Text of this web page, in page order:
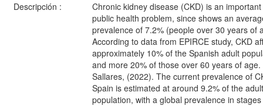
Descripción :
Chronic kidney disease (CKD) is an important
public health problem, since shows an
prevalence of 7.2% (people over 30 years of
According to data from EPIRCE study, CKD
approximately 10% of the Spanish adult
and more 20% of those over 60 years of age.
Sallares, (2022). The current prevalence of
Spain is estimated at around 9.2% of the adult
population, with a global prevalence in